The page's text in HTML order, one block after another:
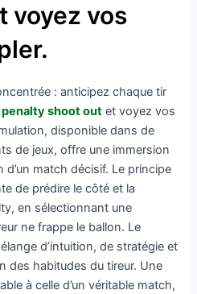
voyez vos
: anticipez chaque tir
penalty shoot out et voyez vos
disponible dans de
de jeux, offre une immersion
match décisif. Le principe
de prédire le côté et la
en sélectionnant une
ne frappe le ballon. Le
d’intuition, de stratégie et
des habitudes du tireur. Une
à celle d’un véritable match,